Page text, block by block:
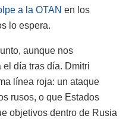
a la OTAN en los
lo espera.
aunque nos
día tras día. Dmitri
línea roja: un ataque
rusos, o que Estados
objetivos dentro de Rusia